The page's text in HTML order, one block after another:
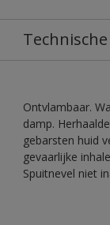
Ontvlambaar.
damp.
gebarsten huid
gevaarlijke
Spuitnevel niet